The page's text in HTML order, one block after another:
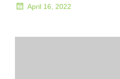
April 16, 2022